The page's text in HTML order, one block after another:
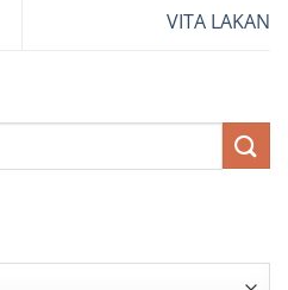
VITA LAKAN